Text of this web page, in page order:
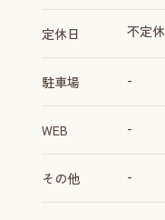
定休日 不定休
駐車場 -
WEB -
その他 -